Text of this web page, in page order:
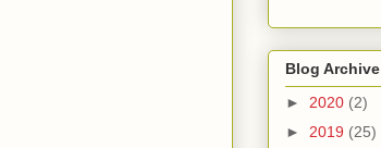
Blog Archive
► 2020 (2)
► 2019 (25)